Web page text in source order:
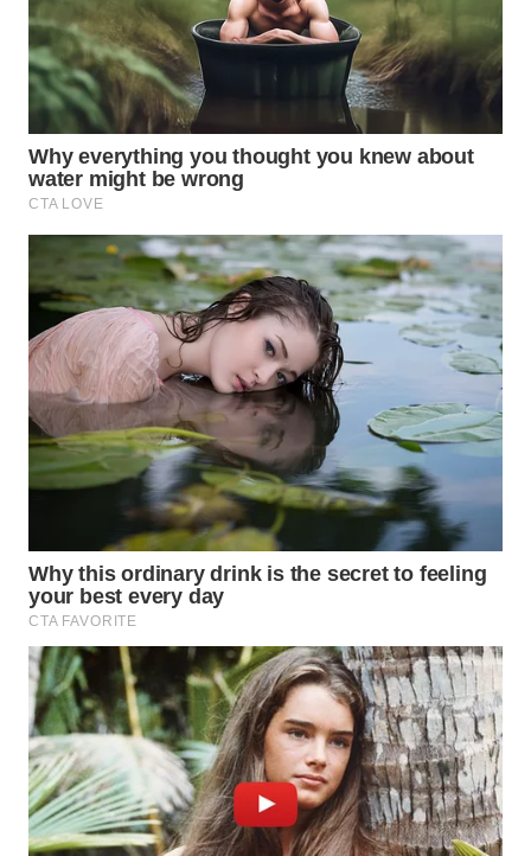
PURWAKARTA
WN
PRIANGAN
TIMUR
WN
SEMARANG
WN
SOLO
WN
BOROBUDUR
WN
MADURA
SURABAYA
WN
NATUNA
WN
BINTAN
WN
MANDALIKA